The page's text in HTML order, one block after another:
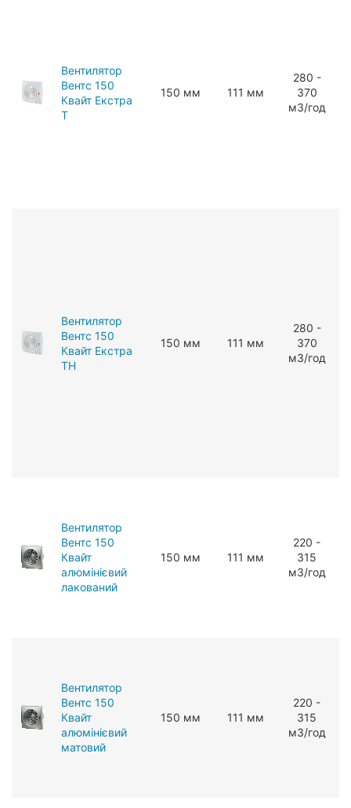
Вентилятор
Вентс 150
Квайт Екстра
Т
150 мм 111 мм
280 -
370
мЗ/год
Вентилятор
Вентс 150
Квайт Екстра
ТН
150 мм 111 мм
280 -
370
мЗ/год
Вентилятор
Вентс 150
Квайт
алюмінієвий
лакований
150 мм 111 мм
220 -
315
мЗ/год
Вентилятор
Вентс 150
Квайт
алюмінієвий
матовий
150 мм 111 мм
220 -
315
мЗ/год